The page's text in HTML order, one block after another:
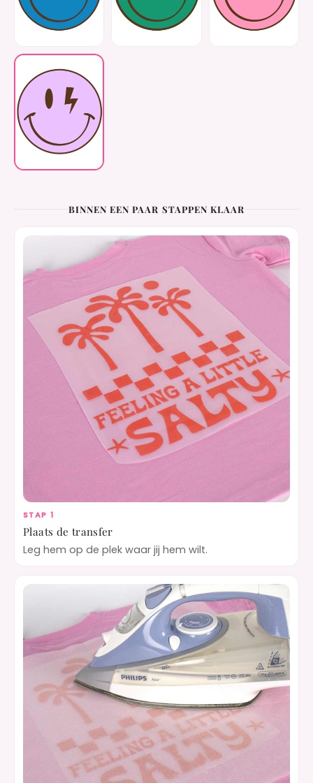
BINNEN EEN PAAR STAPPEN KLAAR
STAP 1
Plaats de transfer
Leg hem op de plek waar jij hem wilt.